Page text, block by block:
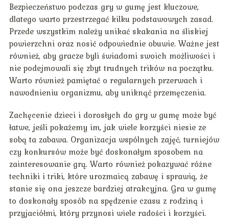
Bezpieczeństwo podczas gry w gumę jest kluczowe,
dlatego warto przestrzegać kilku podstawowych zasad.
Przede wszystkim należy unikać skakania na śliskiej
powierzchni oraz nosić odpowiednie obuwie. Ważne jest
również, aby gracze byli świadomi swoich możliwości i
nie podejmowali się zbyt trudnych trików na początku.
Warto również pamiętać o regularnych przerwach i
nawodnieniu organizmu, aby uniknąć przemęczenia.
Zachęcenie dzieci i dorosłych do gry w gumę może być
łatwe, jeśli pokażemy im, jak wiele korzyści niesie ze
sobą ta zabawa. Organizacja wspólnych zajęć, turniejów
czy konkursów może być doskonałym sposobem na
zainteresowanie grą. Warto również pokazywać różne
techniki i triki, które urozmaicą zabawę i sprawią, że
stanie się ona jeszcze bardziej atrakcyjna. Gra w gumę
to doskonały sposób na spędzenie czasu z rodziną i
przyjaciółmi, który przynosi wiele radości i korzyści.